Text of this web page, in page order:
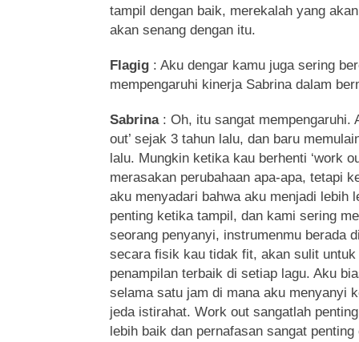
tampil dengan baik, merekalah yang
akan senang dengan itu.
Flagig : Aku dengar kamu juga sering
mempengaruhi kinerja Sabrina dalam
Sabrina: Oh, itu sangat mempengaruhi.
out’ sejak 3 tahun lalu, dan baru
lalu. Mungkin ketika kau berhenti ‘work
merasakan perubahaan apa-apa, tetapi
aku menyadari bahwa aku menjadi lebih
penting ketika tampil, dan kami sering
seorang penyanyi, instrumenmu berada
secara fisik kau tidak fit, akan sulit untuk
penampilan terbaik di setiap lagu. Aku
selama satu jam di mana aku menyanyi
jeda istirahat. Work out sangatlah
lebih baik dan pernafasan sangat